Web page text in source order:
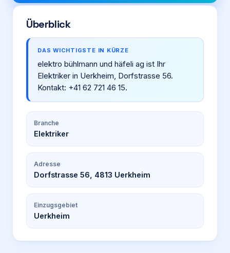
Überblick
DAS WICHTIGSTE IN KÜRZE
elektro bühlmann und häfeli ag ist Ihr
Elektriker in Uerkheim, Dorfstrasse 56.
Kontakt: +41 62 721 46 15.
Branche
Elektriker
Adresse
Dorfstrasse 56, 4813 Uerkheim
Einzugsgebiet
Uerkheim